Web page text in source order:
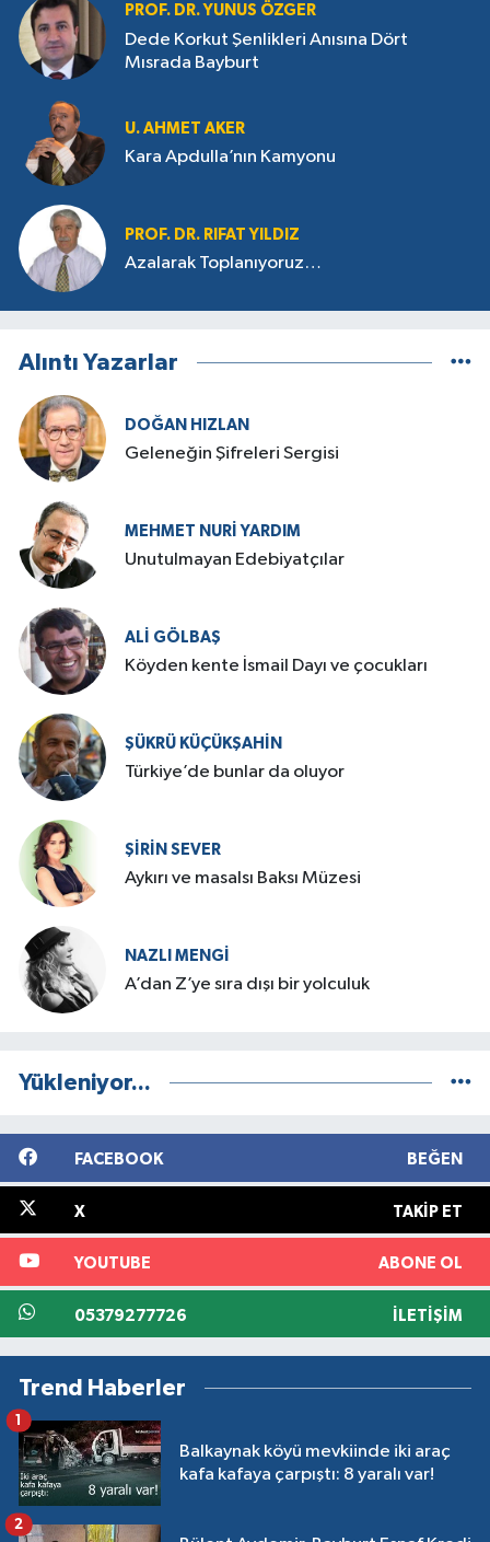
PROF. DR. YUNUS ÖZGER
Dede Korkut Şenlikleri Anısına Dört
Mısrada Bayburt
U. AHMET AKER
Kara Apdulla’nın Kamyonu
PROF. DR. RIFAT YILDIZ
Azalarak Toplanıyoruz…
Alıntı Yazarlar
DOĞAN HIZLAN
Geleneğin Şifreleri Sergisi
MEHMET NURI YARDIM
​Unutulmayan Edebiyatçılar
ALI GÖLBAŞ
Köyden kente İsmail Dayı ve çocukları
ŞÜKRÜ KÜÇÜKŞAHIN
Türkiye’de bunlar da oluyor
ŞIRIN SEVER
Aykırı ve masalsı Baksı Müzesi
NAZLI MENGI
A’dan Z’ye sıra dışı bir yolculuk
Yükleniyor...
FACEBOOK BEĞEN
X TAKIP ET
YOUTUBE ABONE OL
05379277726 İLETIŞIM
Trend Haberler
Balkaynak köyü mevkiinde iki araç
kafa kafaya çarpıştı: 8 yaralı var!
1
2